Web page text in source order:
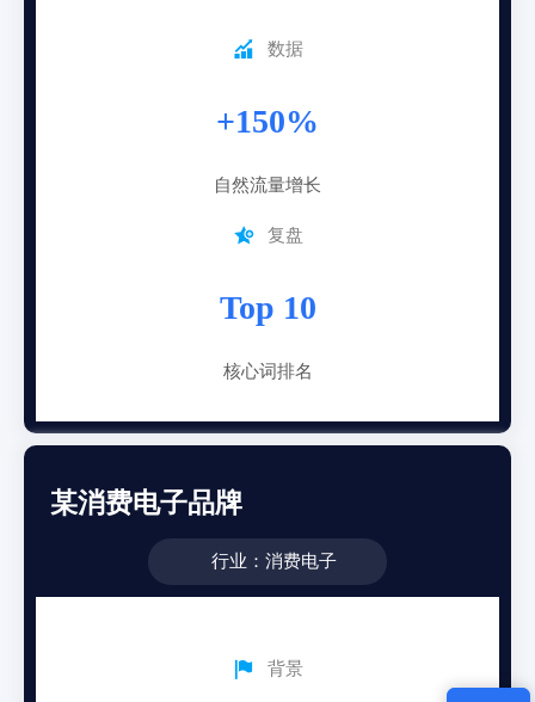
 数据
+150%
自然流量增长
 复盘
Top 10
核心词排名
某消费电子品牌
行业：消费电子
 背景